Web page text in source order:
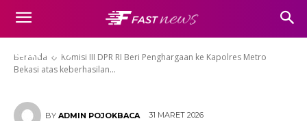
Beranda
Komisi III DPR RI Beri Penghargaan ke Kapolres Metro
Bekasi atas keberhasilan...
mengawal konflik antara Warga
dengan Pengembang secara
damai.
BY ADMIN POJOKBACA 31 MARET 2026